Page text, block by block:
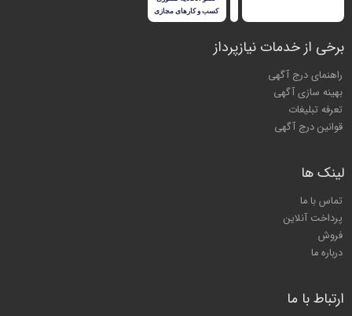
برخی از خدمات نیازپرداز
راهنمای درج آگهی
بهینه سازی آگهی
تعرفه تبلیغات
قوانین درج آگهی
لینک ها
تماس با ما
پرداخت آنلاین
فروش
درباره ما
ارتباط با ما